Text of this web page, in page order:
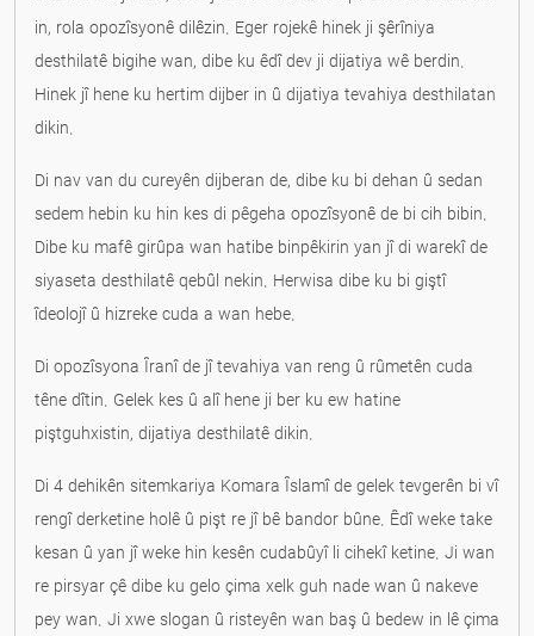
in, rola opozîsyonê dilêzin. Eger rojekê hinek ji şêrîniya
desthilatê bigihe wan, dibe ku êdî dev ji dijatiya wê berdin.
Hinek jî hene ku hertim dijber in û dijatiya tevahiya desthilatan
dikin.
Di nav van du cureyên dijberan de, dibe ku bi dehan û sedan
sedem hebin ku hin kes di pêgeha opozîsyonê de bi cih bibin.
Dibe ku mafê girûpa wan hatibe binpêkirin yan jî di warekî de
siyaseta desthilatê qebûl nekin. Herwisa dibe ku bi giştî
îdeolojî û hizreke cuda a wan hebe.
Di opozîsyona Îranî de jî tevahiya van reng û rûmetên cuda
têne dîtin. Gelek kes û alî hene ji ber ku ew hatine
piştguhxistin, dijatiya desthilatê dikin.
Di 4 dehikên sitemkariya Komara Îslamî de gelek tevgerên bi vî
rengî derketine holê û pişt re jî bê bandor bûne. Êdî weke take
kesan û yan jî weke hin kesên cudabûyî li cihekî ketine. Ji wan
re pirsyar çê dibe ku gelo çima xelk guh nade wan û nakeve
pey wan. Ji xwe slogan û risteyên wan baş û bedew in lê çima